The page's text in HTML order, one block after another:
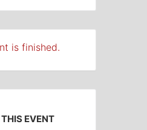
is finished.
EVENT